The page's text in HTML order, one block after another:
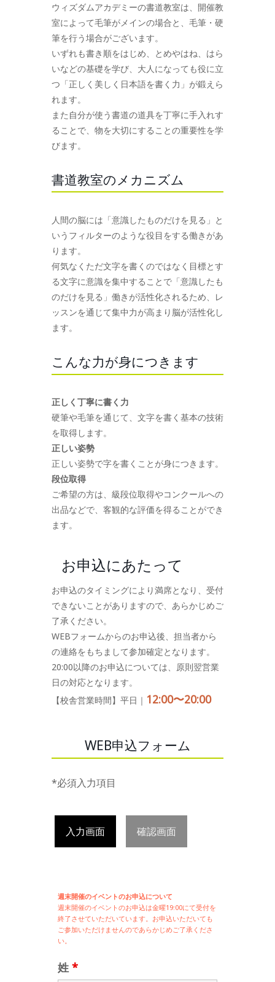
ウィズダムアカデミーの書道教室は、開催教
室によって毛筆がメインの場合と、毛筆・硬
筆を行う場合がございます。
いずれも書き順をはじめ、とめやはね、はら
いなどの基礎を学び、大人になっても役に立
つ「正しく美しく日本語を書く力」が鍛えら
れます。
また自分が使う書道の道具を丁寧に手入れす
ることで、物を大切にすることの重要性を学
びます。
書道教室のメカニズム
人間の脳には「意識したものだけを見る」と
いうフィルターのような役目をする働きがあ
ります。
何気なくただ文字を書くのではなく目標とす
る文字に意識を集中することで「意識したも
のだけを見る」働きが活性化されるため、レ
ッスンを通じて集中力が高まり脳が活性化し
ます。
こんな力が身につきます
正しく丁寧に書く力
硬筆や毛筆を通じて、文字を書く基本の技術
を取得します。
正しい姿勢
正しい姿勢で字を書くことが身につきます。
段位取得
ご希望の方は、級段位取得やコンクールへの
出品などで、客観的な評価を得ることができ
ます。
お申込にあたって
お申込のタイミングにより満席となり、受付
できないことがありますので、あらかじめご
了承ください。
WEBフォームからのお申込後、担当者から
の連絡をもちまして参加確定となります。
20:00以降のお申込については、原則翌営業
日の対応となります。
【校舎営業時間】平日｜ 12:00〜20:00
WEB申込フォーム
*必須入力項目
入力画面 確認画面
週末開催のイベントのお申込について
週末開催のイベントのお申込は金曜19:00にて受付を
終了させていただいています。お申込いただいても
ご参加いただけませんのであらかじめご了承くださ
い。
姓 *